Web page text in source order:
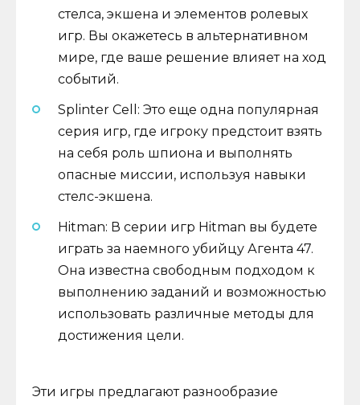
стелса, экшена и элементов ролевых
игр. Вы окажетесь в альтернативном
мире, где ваше решение влияет на ход
событий.
Splinter Cell: Это еще одна популярная
серия игр, где игроку предстоит взять
на себя роль шпиона и выполнять
опасные миссии, используя навыки
стелс-экшена.
Hitman: В серии игр Hitman вы будете
играть за наемного убийцу Агента 47.
Она известна свободным подходом к
выполнению заданий и возможностью
использовать различные методы для
достижения цели.
Эти игры предлагают разнообразие